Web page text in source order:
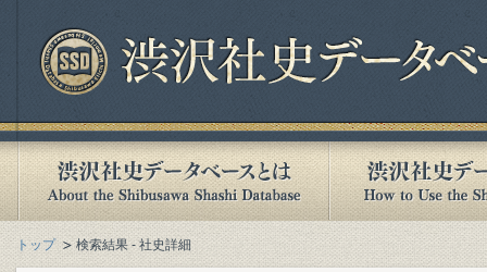
トップ 検索結果 - 社史詳細